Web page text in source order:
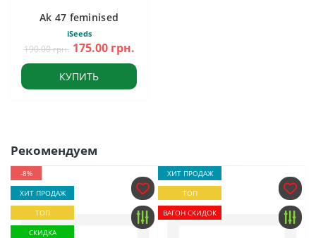
Ak 47 feminised
iSeeds
190.00 грн. 175.00 грн.
КУПИТЬ
Рекомендуем
-8%
ХИТ ПРОДАЖ
ТОП
СКИДКА
ХИТ ПРОДАЖ
ТОП
ВАГОН СКИДОК